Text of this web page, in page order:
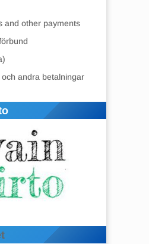
and other payments
andra betalningar